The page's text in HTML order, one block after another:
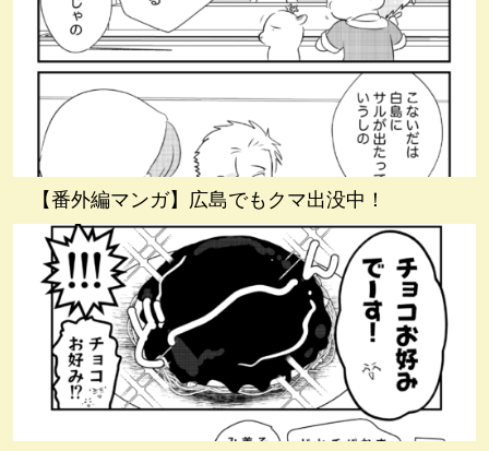
【番外編マンガ】広島でもクマ出没中！